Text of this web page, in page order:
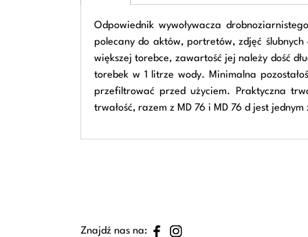
Odpowiednik wywoływacza
polecany do aktów, portretów, zdjęć
większej torebce, zawartość jej należy dość
torebek w 1 litrze wody. Minimalna
przefiltrować przed użyciem. Praktyczna
trwałość, razem z MD 76 i MD 76 d jest
Znajdź nas na: